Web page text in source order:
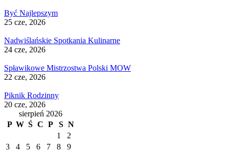
Być Najlepszym
25 cze, 2026
Nadwiślańskie Spotkania Kulinarne
24 cze, 2026
Spławikowe Mistrzostwa Polski MOW
22 cze, 2026
Piknik Rodzinny
20 cze, 2026
sierpień 2026
P W Ś C P S N
1
2
3
4 5 6 7 8
9